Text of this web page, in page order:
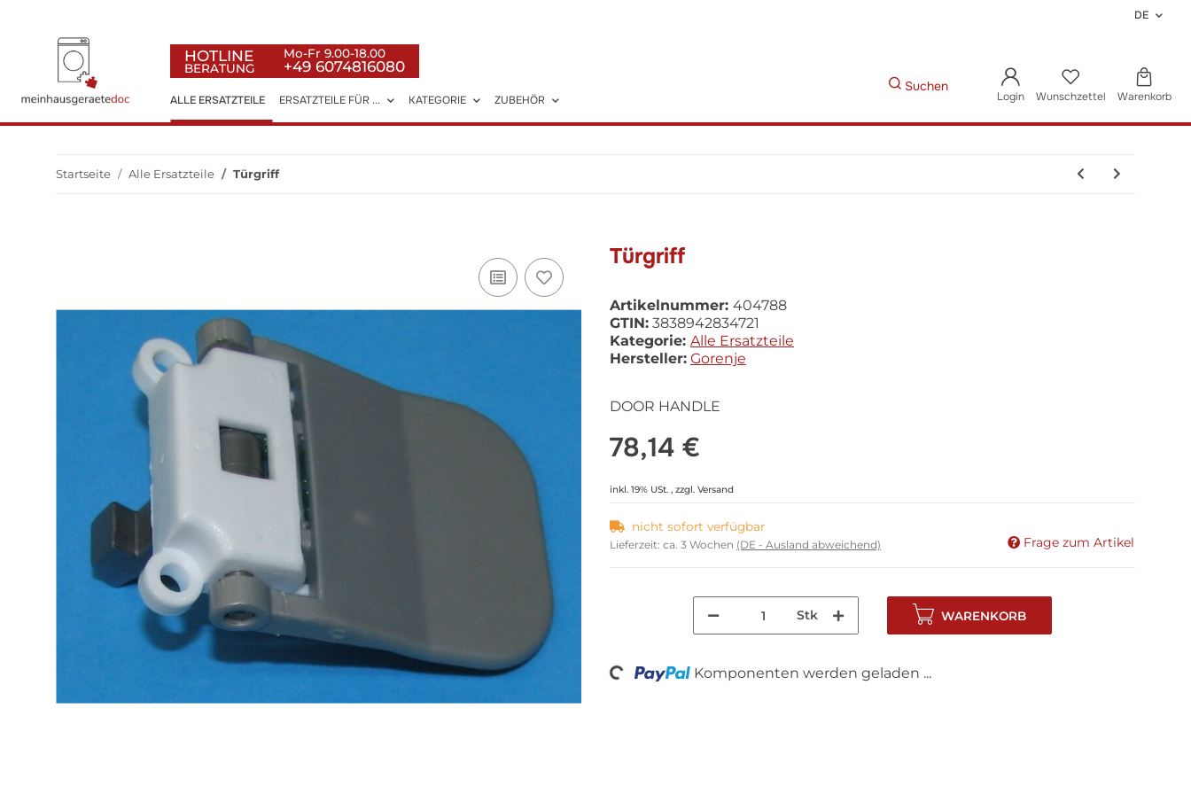
DE
Suchen
Login Wunschzettel Warenkorb
HOTLINE
BERATUNG
Mo-Fr 9.00-18.00
+49 6074816080
ALLE ERSATZTEILE ERSATZTEILE FÜR ... KATEGORIE ZUBEHÖR
Startseite Alle Ersatzteile Türgriff
Türgriff
Artikelnummer: 404788
GTIN: 3838942834721
Kategorie: Alle Ersatzteile
Hersteller: Gorenje
DOOR HANDLE
78,14 €
inkl. 19% USt. , zzgl. Versand
nicht sofort verfügbar
Lieferzeit: ca. 3 Wochen (DE - Ausland abweichend) Frage zum Artikel
Stk WARENKORB
Loading... Komponenten werden geladen ...